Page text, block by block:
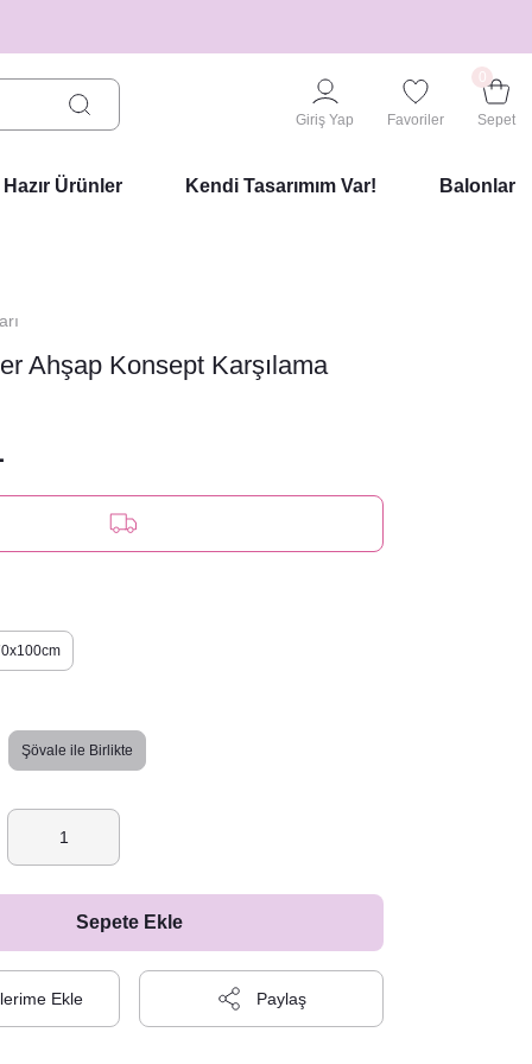
Giriş Yap Favoriler Sepet
0
Hazır Ürünler Kendi Tasarımım Var! Balonlar
Ahşap Konsept Karşılama
Şövale ile Birlikte
Sepete Ekle
Paylaş